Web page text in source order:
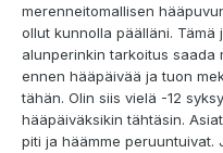
merenneitomallisen
ollut kunnolla päälläni. Tämä
alunperinkin tarkoitus saada
ennen hääpäivää ja tuon
tähän. Olin siis vielä -12
hääpäiväksikin tähtäsin.
piti ja häämme peruuntuivat.